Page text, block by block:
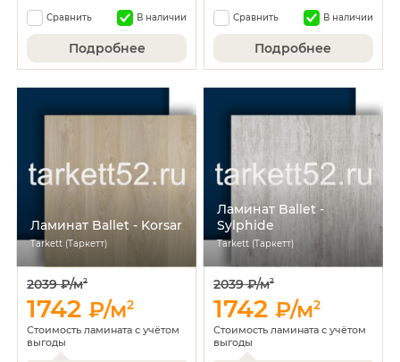
Сравнить В наличии
Подробнее
Сравнить В наличии
Подробнее
Ламинат Ballet - Korsar
Tarkett (Таркетт)
2039 ₽/м2
1742₽/м2
Стоимость ламината с учётом
выгоды
Ламинат Ballet -
Sylphide
Tarkett (Таркетт)
2039 ₽/м2
1742₽/м2
Стоимость ламината с учётом
выгоды